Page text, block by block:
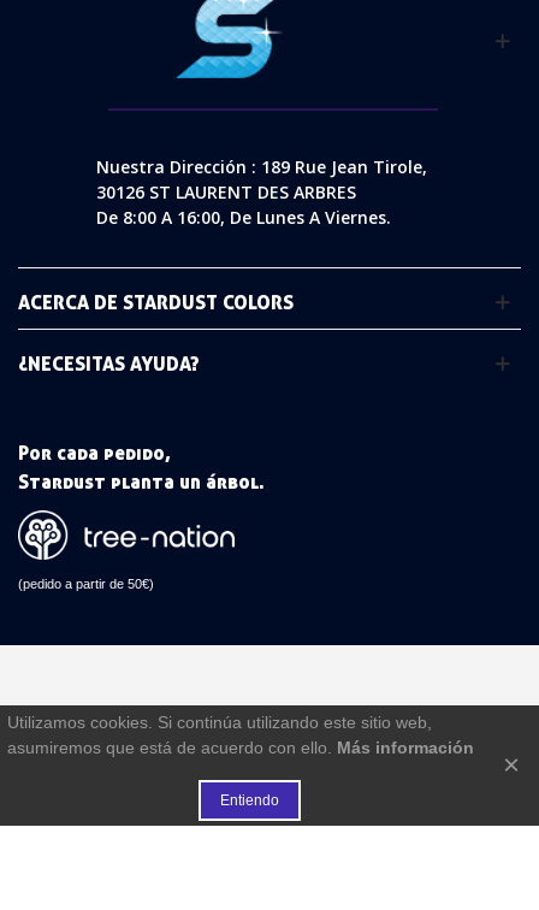
Nuestra Dirección : 189 Rue Jean Tirole,
30126 ST LAURENT DES ARBRES
De 8:00 A 16:00, De Lunes A Viernes.
ACERCA DE STARDUST COLORS
¿NECESITAS AYUDA?
Por cada pedido,
Stardust planta un árbol.
(pedido a partir de 50€)
Utilizamos cookies. Si continúa utilizando este sitio web,
asumiremos que está de acuerdo con ello. Más información
Entiendo
×